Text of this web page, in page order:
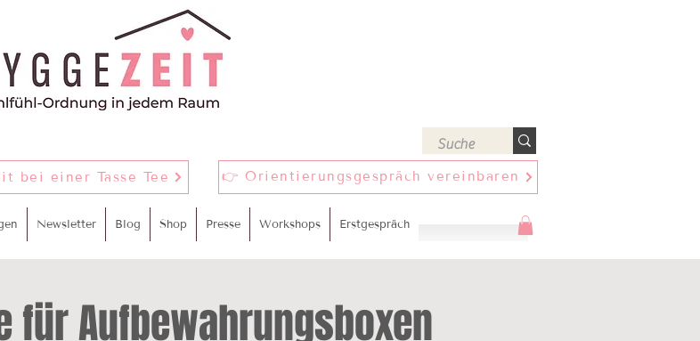
bei einer Tasse Tee 👉 Orientierungsgespräch vereinbaren
Newsletter Blog Shop Presse Workshops Erstgespräch
für Aufbewahrungsboxen